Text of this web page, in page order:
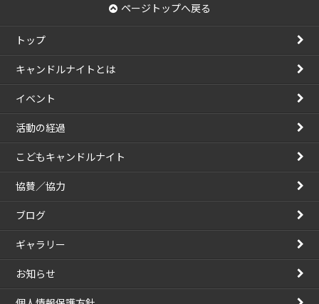
ブ
ページトップへ戻る
トップ
キャンドルナイトとは
イベント
活動の経過
こどもキャンドルナイト
協賛／協力
ブログ
ギャラリー
お知らせ